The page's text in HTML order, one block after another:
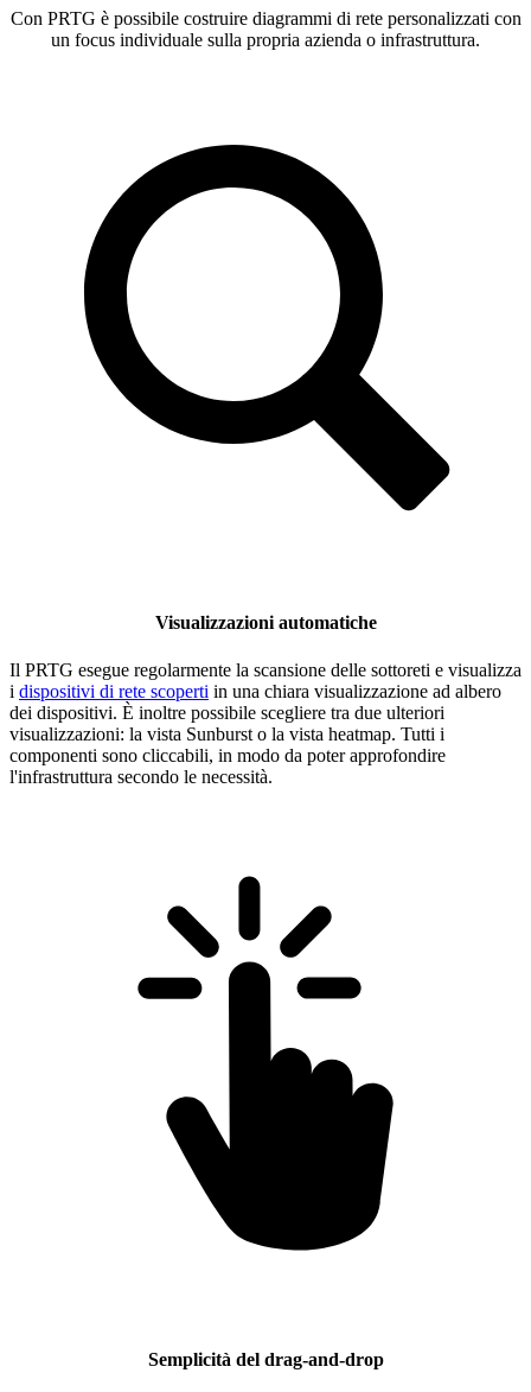
Con PRTG è possibile costruire diagrammi di rete personalizzati con
un focus individuale sulla propria azienda o infrastruttura.
Visualizzazioni automatiche
Il PRTG esegue regolarmente la scansione delle sottoreti e visualizza
i dispositivi di rete scoperti in una chiara visualizzazione ad albero
dei dispositivi. È inoltre possibile scegliere tra due ulteriori
visualizzazioni: la vista Sunburst o la vista heatmap. Tutti i
componenti sono cliccabili, in modo da poter approfondire
l'infrastruttura secondo le necessità.
Semplicità del drag-and-drop